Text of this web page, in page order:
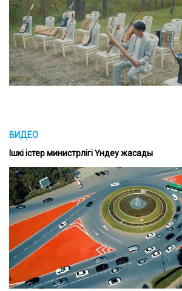
ВИДЕО
Ішкі істер министрлігі Үндеу жасады